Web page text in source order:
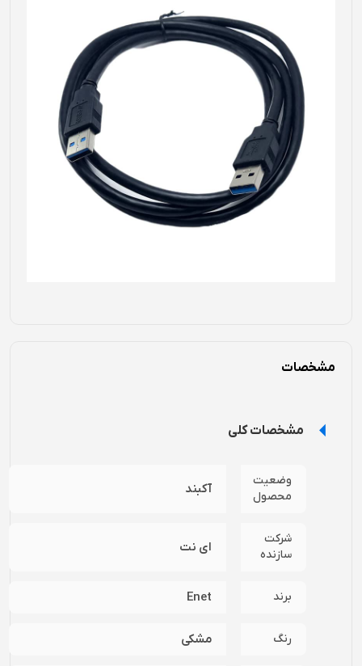
مشخصات
مشخصات کلی
وضعیت
محصول
آکبند
شرکت
سازنده
ای نت
برند Enet
رنگ مشکی